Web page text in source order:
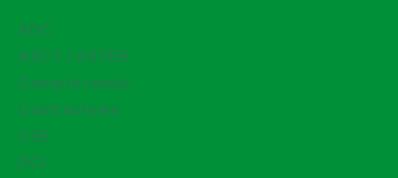
ADC
ASCT / ASTER
Compte rendu
Contractuels
CSE
DCI